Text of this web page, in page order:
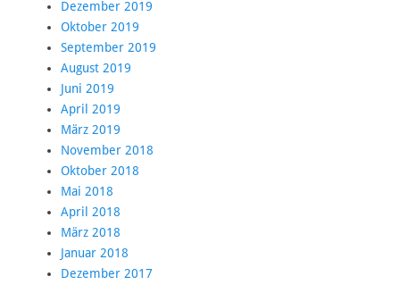
Dezember 2019
Oktober 2019
September 2019
August 2019
Juni 2019
April 2019
März 2019
November 2018
Oktober 2018
Mai 2018
April 2018
März 2018
Januar 2018
Dezember 2017